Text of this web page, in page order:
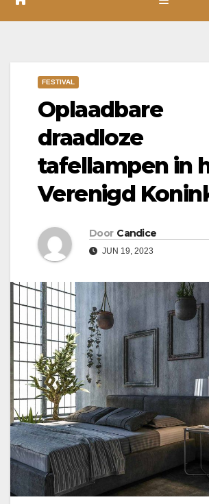
FESTIVAL
Oplaadbare
draadloze
tafellampen in
Verenigd
Door Candice
JUN 19, 2023